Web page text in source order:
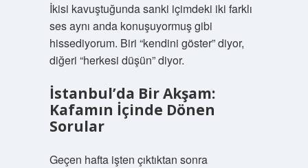
İkisi kavuştuğunda sanki içimdeki iki farklı
ses aynı anda konuşuyormuş gibi
hissediyorum. Biri “kendini göster” diyor,
diğeri “herkesi düşün” diyor.
İstanbul’da Bir Akşam:
Kafamın İçinde Dönen
Sorular
Geçen hafta işten çıktıktan sonra